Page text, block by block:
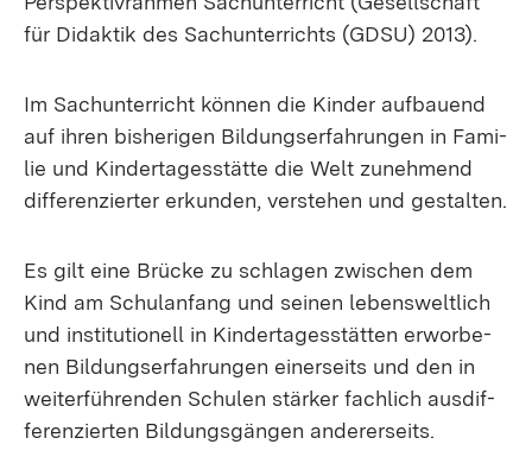
für Di­dak­tik des Sach­un­ter­richts (GDSU) 2013).
Im Sach­un­ter­richt kön­nen die Kin­der auf­bau­end
auf ih­ren bis­he­ri­gen Bil­dungs­er­fah­run­gen in Fa­mi­
lie und Kin­der­ta­ges­stät­te die Welt zu­neh­mend
dif­fe­ren­zier­ter er­kun­den, ver­ste­hen und ge­stal­ten.
Es gilt ei­ne Brü­cke zu schla­gen zwi­schen dem
Kind am Schul­an­fang und sei­nen le­bens­welt­lich
und in­sti­tu­tio­nell in Kin­der­ta­ges­stät­ten er­wor­be­
nen Bil­dungs­er­fah­run­gen ei­ner­seits und den in
wei­ter­füh­ren­den Schu­len stär­ker fach­lich aus­dif­
fe­ren­zier­ten Bil­dungs­gän­gen an­de­rer­seits.